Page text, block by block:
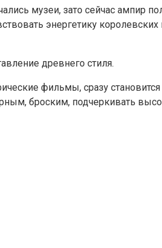
музеи, зато сейчас ампир
энергетику
древнего стиля.
фильмы, сразу
броским, подчеркивать